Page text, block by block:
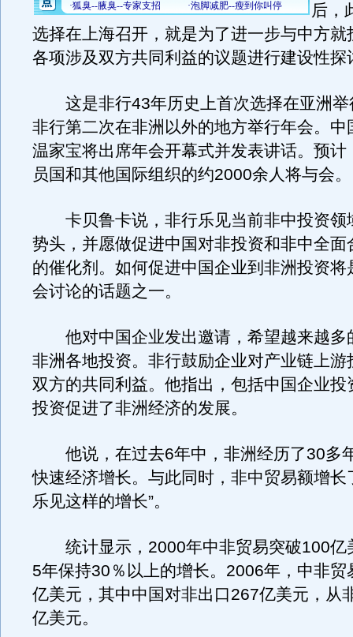
后，
选择在上海召开，就是为了进一步与中方就
各项涉及双方共同利益的议题进行建设性探
这是非行43年历史上首次选择在亚洲举
非行第二次在非洲以外的地方举行年会。中
温家宝将出席年会开幕式并发表讲话。预计
员国和其他国际组织的约2000余人将与会。
卡贝鲁卡说，非行乐见当前非中投资领
势头，并愿做促进中国对非投资和非中全面
的催化剂。如何促进中国企业到非洲投资将
会讨论的话题之一。
他对中国企业发出邀请，希望越来越多
非洲各地投资。非行鼓励企业对产业链上游
双方的共同利益。他指出，包括中国企业投
投资促进了非洲经济的发展。
他说，在过去6年中，非洲经历了30多
快速经济增长。与此同时，非中贸易额增长
乐见这样的增长”。
统计显示，2000年中非贸易突破100亿
5年保持30％以上的增长。2006年，中非贸
亿美元，其中中国对非出口267亿美元，从
亿美元。